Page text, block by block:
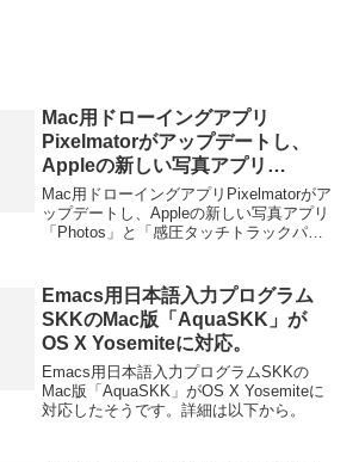
Mac用ドローイングアプリ
Pixelmatorがアップデートし、
Appleの新しい写真アプリ
「Photos」と「感圧タッチトラ
ックパッド」に対応。
Mac用ドローイングアプリPixelmatorがア
ップデートし、Appleの新しい写真アプリ
「Photos」と「感圧タッチトラックパッ
Emacs用日本語入力プログラム
SKKのMac版「AquaSKK」が
OS X Yosemiteに対応。
Emacs用日本語入力プログラムSKKの
Mac版「AquaSKK」がOS X Yosemiteに
対応したそうです。詳細は以下から。